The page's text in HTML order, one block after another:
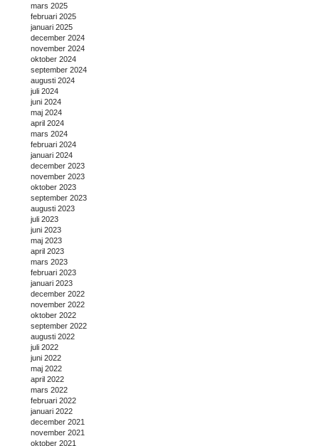
mars 2025
februari 2025
januari 2025
december 2024
november 2024
oktober 2024
september 2024
augusti 2024
juli 2024
juni 2024
maj 2024
april 2024
mars 2024
februari 2024
januari 2024
december 2023
november 2023
oktober 2023
september 2023
augusti 2023
juli 2023
juni 2023
maj 2023
april 2023
mars 2023
februari 2023
januari 2023
december 2022
november 2022
oktober 2022
september 2022
augusti 2022
juli 2022
juni 2022
maj 2022
april 2022
mars 2022
februari 2022
januari 2022
december 2021
november 2021
oktober 2021